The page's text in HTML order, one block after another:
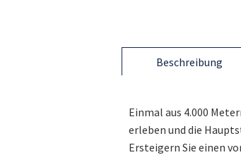
Beschreibung
Einmal aus 4.000
erleben und die
Ersteigern Sie einen